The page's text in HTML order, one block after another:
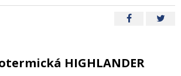
HIGHLANDER